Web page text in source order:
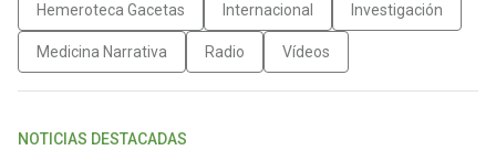
Hemeroteca Gacetas Internacional Investigación
Medicina Narrativa Radio Vídeos
NOTICIAS DESTACADAS